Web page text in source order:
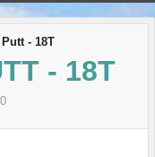
- 18T
- 18T